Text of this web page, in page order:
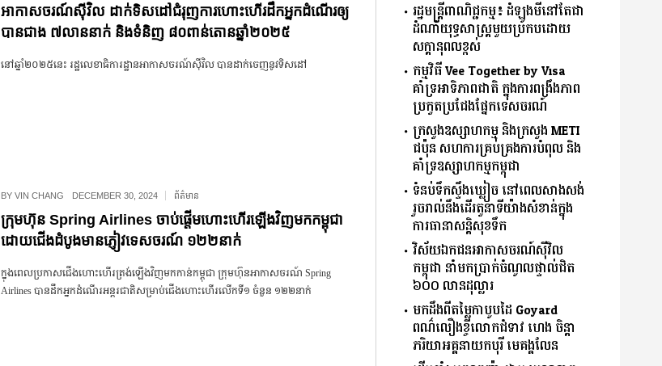
អាកាសចរណ៍ស៊ីវិល ដាក់ទិសដៅជំរុញការហោះហើរដឹកអ្នកដំណើរឲ្យ
បានជាង ៧លាននាក់ និងទំនិញ ៨០ពាន់តោនឆ្នាំ២០២៥
នៅឆ្នាំ២០២៥នេះ រដ្ឋលេខាធិការដ្ឋានអាកាសចរណ៍ស៊ីវិល បានដាក់ចេញនូវទិសដៅ
BYVIN CHANG DECEMBER 30, 2024 ព័ត៌មាន
ក្រុមហ៊ុន Spring Airlines ចាប់ផ្តើមហោះហើរឡើងវិញមកកម្ពុជា
ដោយជើងដំបូងមានភ្ញៀវទេសចរណ៍ ១២២នាក់
ក្នុងពេលប្រកាសជើងហោះហើរត្រង់ឡើងវិញមកកាន់កម្ពុជា ក្រុមហ៊ុនអាកាសចរណ៍ Spring
Airlines បានដឹកអ្នកដំណើរអន្តរជាតិសម្រាប់ជើងហោះហើរលើកទី១ ចំនួន ១២២នាក់
រដ្ឋមន្ត្រីពាណិជ្ជកម្ម៖ ដំឡូងមីនៅតែជា
ដំណាំយុទ្ធសាស្ត្រមួយប្រកបដោយ
សក្តានុពលខ្ពស់
កម្មវិធី Vee Together by Visa
គាំទ្រអាទិភាពជាតិ ក្នុងការពង្រឹងភាព
ប្រកួតប្រជែងផ្នែកទេសចរណ៍
ក្រសួងឧស្សាហកម្ម និងក្រសួង METI
ជប៉ុន សហការគ្រប់គ្រងការបំពុល និង
គាំទ្រឧស្សាហកម្មកម្ពុជា
ទំនប់ទឹកស្ទឹងឃ្លៀច នៅពេលសាងសង់
រួចរាល់នឹងដើរតួនាទីយ៉ាងសំខាន់ក្នុង
ការធានាសន្តិសុខទឹក
វិស័យឯកជនអាកាសចរណ៍ស៊ីវិល
កម្ពុជា នាំមកប្រាក់ចំណូលផ្ទាល់ជិត
៦០០ លានដុល្លារ
មកដឹងពីតម្លៃកាបូបដៃ Goyard
ពណ៌លឿងខ្ចីលោកជំទាវ ហេង ចិន្ដា
ភរិយាអគ្គនាយកបុរី មេគង្គលែន